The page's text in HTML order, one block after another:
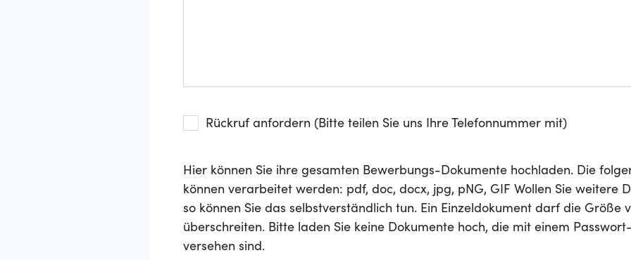
Rückruf anfordern (Bitte teilen Sie uns Ihre Telefonnummer mit)
Hier können Sie ihre gesamten Bewerbungs-Dokumente hochladen. Die
können verarbeitet werden: pdf, doc, docx, jpg, pNG, GIF Wollen Sie weitere
so können Sie das selbstverständlich tun. Ein Einzeldokument darf die Größe
überschreiten. Bitte laden Sie keine Dokumente hoch, die mit einem
versehen sind.